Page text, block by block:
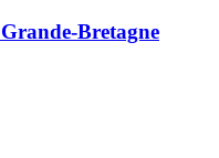
Bretagne